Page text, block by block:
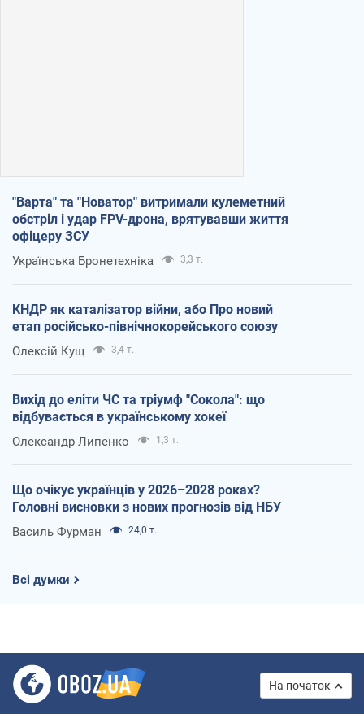
"Варта" та "Новатор" витримали кулеметний
обстріл і удар FPV-дрона, врятувавши життя
офіцеру ЗСУ
Українська Бронетехніка 3,3 т.
КНДР як каталізатор війни, або Про новий
етап російсько-північнокорейського союзу
Олексій Кущ 3,4 т.
Вихід до еліти ЧС та тріумф "Сокола": що
відбувається в українському хокеї
Олександр Липенко 1,3 т.
Що очікує українців у 2026–2028 роках?
Головні висновки з нових прогнозів від НБУ
Василь Фурман 24,0 т.
Всі думки
На початок